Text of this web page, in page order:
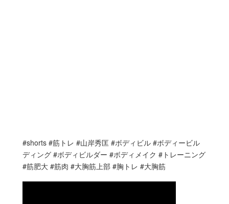
#shorts #筋トレ #山岸秀匡 #ボディビル #ボディービル
ディング #ボディビルダー #ボディメイク #トレーニング
#筋肥大 #筋肉 #大胸筋上部 #胸トレ #大胸筋